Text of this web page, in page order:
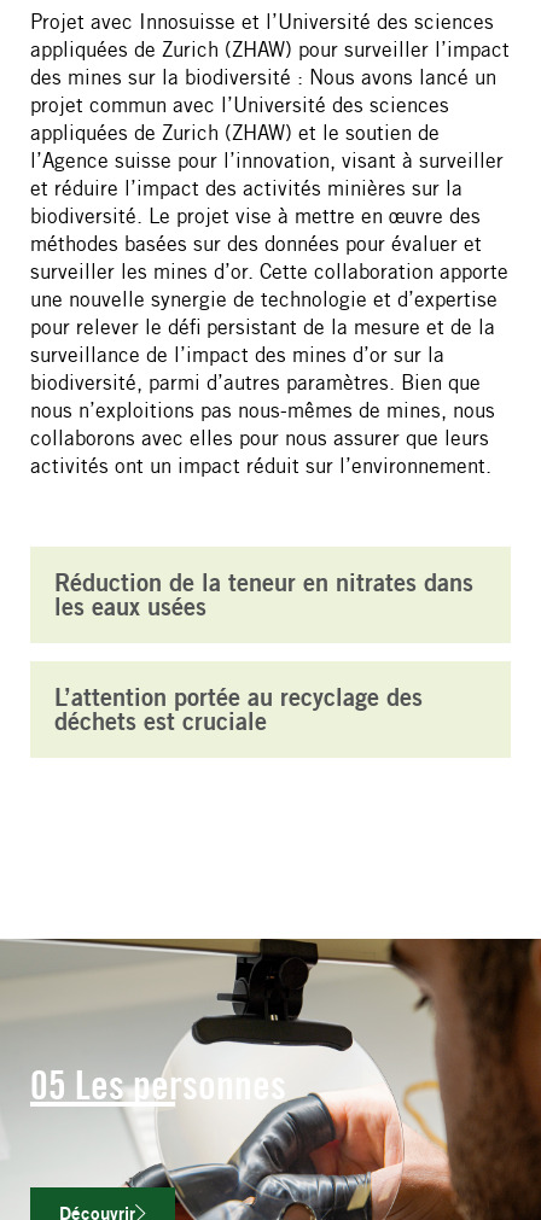
Réduction de la teneur en nitrates dans
les eaux usées
L’attention portée au recyclage des
déchets est cruciale
Projet avec Innosuisse et l’Université des sciences
appliquées de Zurich (ZHAW) pour surveiller l’impact
des mines sur la biodiversité : Nous avons lancé un
projet commun avec l’Université des sciences
appliquées de Zurich (ZHAW) et le soutien de
l’Agence suisse pour l’innovation, visant à surveiller
et réduire l’impact des activités minières sur la
biodiversité. Le projet vise à mettre en œuvre des
méthodes basées sur des données pour évaluer et
surveiller les mines d’or. Cette collaboration apporte
une nouvelle synergie de technologie et d’expertise
pour relever le défi persistant de la mesure et de la
surveillance de l’impact des mines d’or sur la
biodiversité, parmi d’autres paramètres. Bien que
nous n’exploitions pas nous-mêmes de mines, nous
collaborons avec elles pour nous assurer que leurs
activités ont un impact réduit sur l’environnement.
05 Les personnes
Découvrir